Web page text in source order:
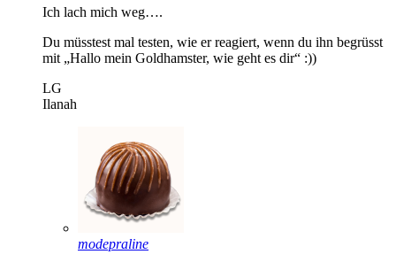
Ich lach mich weg….
Du müsstest mal testen, wie er reagiert, wenn du ihn begrüsst
mit „Hallo mein Goldhamster, wie geht es dir“ :))
LG
Ilanah
modepraline